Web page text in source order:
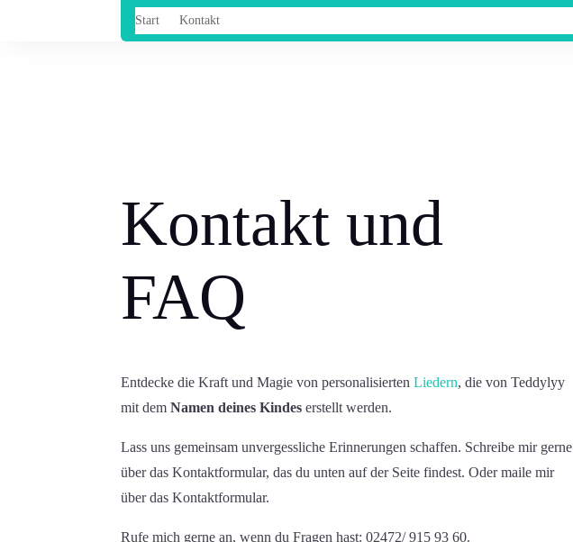
Start Kontakt
Kontakt und
FAQ
Entdecke die Kraft und Magie von personalisiertenLiedern, die von Teddylyy
mit demNamen deines Kindes erstellt werden.
Lass uns gemeinsam unvergessliche Erinnerungen schaffen. Schreibe mir gerne
über das Kontaktformular, das du unten auf der Seite findest. Oder maile mir
über das Kontaktformular.
Rufe mich gerne an, wenn du Fragen hast: 02472/ 915 93 60.